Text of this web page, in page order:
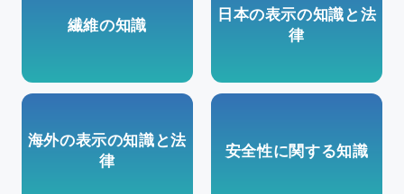
繊維の知識
日本の表示の知識と法
律
海外の表示の知識と法
律
安全性に関する知識